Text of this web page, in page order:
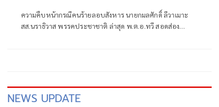
ความคืบหน้ากรณีคนร้ายลอบสังหาร นายกมลศักดิ์ ลีวาเมาะ
สส.นราธิวาส พรรคประชาชาติ ล่าสุด พ.ต.อ.ทวี สอดส่อง
NEWS UPDATE